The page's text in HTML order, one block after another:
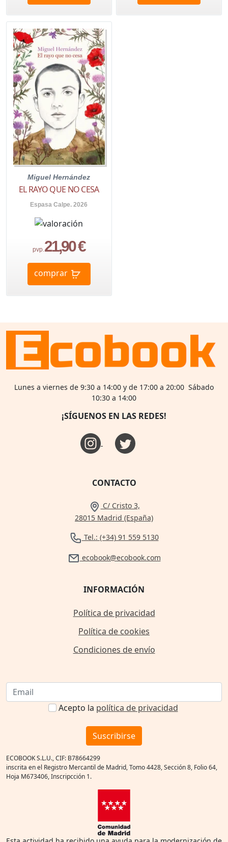
Miguel Hernández
EL RAYO QUE NO CESA
Espasa Calpe. 2026
pvp.21,90 €
comprar
Lunes a viernes de 9:30 a 14:00 y de 17:00 a 20:00 Sábado
10:30 a 14:00
¡SÍGUENOS EN LAS REDES!
CONTACTO
C/ Cristo 3,
28015 Madrid (España)
Tel.: (+34) 91 559 5130
ecobook@ecobook.com
INFORMACIÓN
Política de privacidad
Política de cookies
Condiciones de envío
Acepto la política de privacidad
Suscribirse
ECOBOOK S.L.U., CIF: B78664299
inscrita en el Registro Mercantil de Madrid, Tomo 4428, Sección 8, Folio 64,
Hoja M673406, Inscripcción 1.